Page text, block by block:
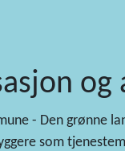
- Den grønne
som